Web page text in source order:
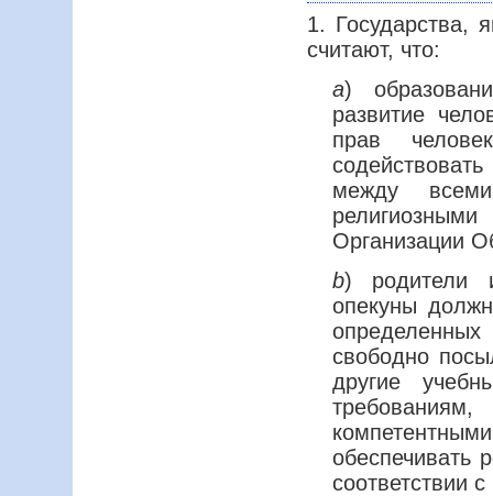
1. Государства,
считают, что:
а)
развитие
прав
между
Организации
b) родители
опекуны
свободно
другие
обеспечивать
соответствии